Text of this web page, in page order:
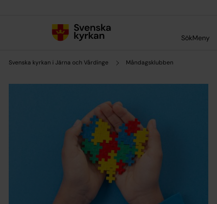
SökMeny
Svenska kyrkan i Järna och Vårdinge Måndagsklubben